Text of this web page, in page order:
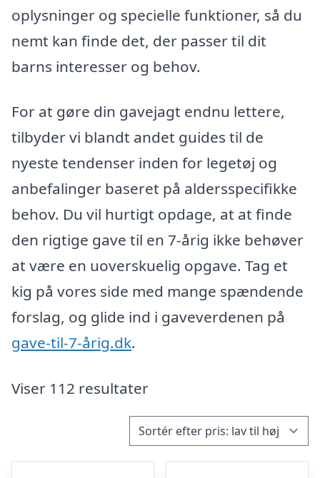
oplysninger og specielle funktioner, så du
nemt kan finde det, der passer til dit
barns interesser og behov.
For at gøre din gavejagt endnu lettere,
tilbyder vi blandt andet guides til de
nyeste tendenser inden for legetøj og
anbefalinger baseret på aldersspecifikke
behov. Du vil hurtigt opdage, at at finde
den rigtige gave til en 7-årig ikke behøver
at være en uoverskuelig opgave. Tag et
kig på vores side med mange spændende
forslag, og glide ind i gaveverdenen på
gave-til-7-årig.dk.
Viser 112 resultater